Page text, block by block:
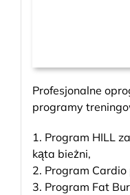
Profesjonalne
programy
1. Program HILL
kąta bieżni,
2. Program Cardio
3. Program Fat